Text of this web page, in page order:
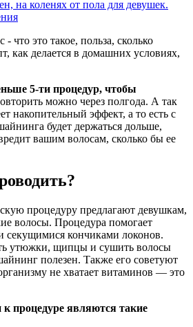
на коленях от пола для девушек.
5-ти процедур, чтобы
можно через полгода. А так
накопительный эффект, а то есть с
будет держаться дольше,
вашим волосам, сколько бы ее
процедуру предлагают девушкам,
волосы. Процедура помогает
секущимися кончиками локонов.
утюжки, щипцы и сушить волосы
полезен. Также его советуют
не хватает витаминов — это
процедуре являются такие